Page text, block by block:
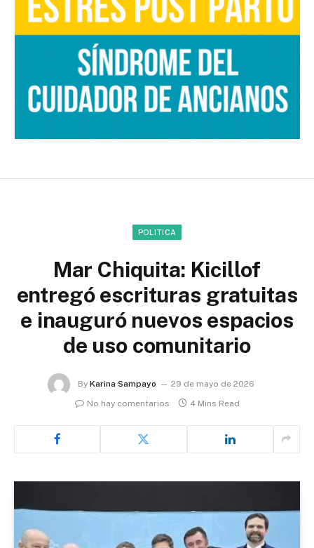
POLITICA
Mar Chiquita: Kicillof
entregó escrituras gratuitas
e inauguró nuevos espacios
de uso comunitario
By Karina Sampayo
29 de mayo de 2026
No hay comentarios
4 Mins Read